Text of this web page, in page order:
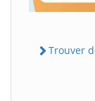
Trouver